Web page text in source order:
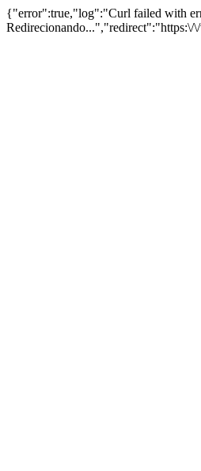
{"error":true,"log":"Curl failed with
Redirecionando...","redirect":"https:\/